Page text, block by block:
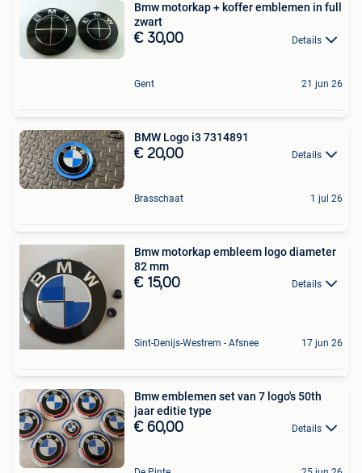
Bmw motorkap + koffer emblemen in full
zwart
€ 30,00 Details
Gent 21 jun 26
BMW Logo i3 7314891
€ 20,00 Details
Brasschaat 1 jul 26
Bmw motorkap embleem logo diameter
82 mm
€ 15,00 Details
Sint-Denijs-Westrem - Afsnee 17 jun 26
Bmw emblemen set van 7 logo's 50th
jaar editie type
€ 60,00 Details